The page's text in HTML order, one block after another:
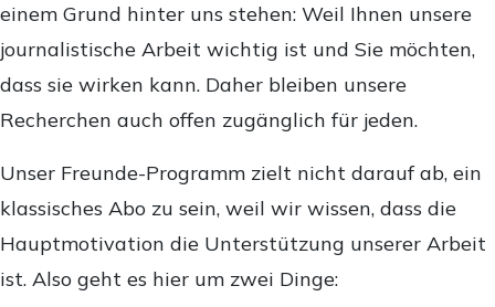
einem Grund hinter uns stehen: Weil Ihnen unsere
journalistische Arbeit wichtig ist und Sie möchten,
dass sie wirken kann. Daher bleiben unsere
Recherchen auch offen zugänglich für jeden.
Unser Freunde-Programm zielt nicht darauf ab, ein
klassisches Abo zu sein, weil wir wissen, dass die
Hauptmotivation die Unterstützung unserer Arbeit
ist. Also geht es hier um zwei Dinge: